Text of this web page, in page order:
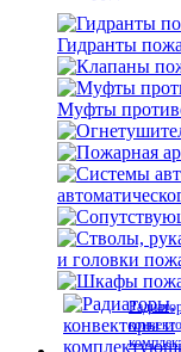
Гидранты
Муфты
и головки